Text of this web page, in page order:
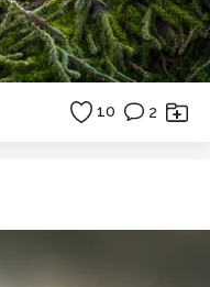
10 2